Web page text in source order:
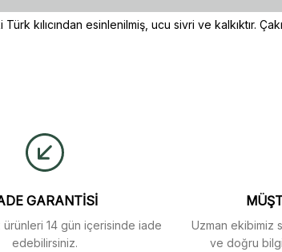
kılıcından esinlenilmiş, ucu sivri ve kalkıktır.
GARANTİSİ
ürünleri 14 gün içerisinde iade
edebilirsiniz.
Uzman ekibimiz
ve doğru